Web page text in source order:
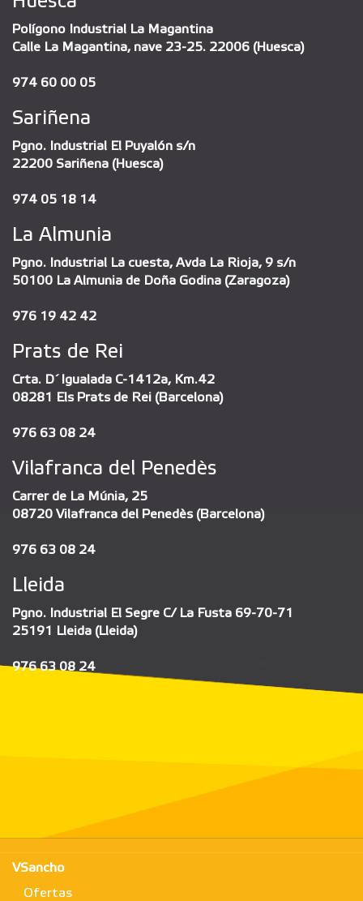
Polígono Industrial La Magantina
Calle La Magantina, nave 23-25. 22006 (Huesca)
974 60 00 05
Sariñena
Pgno. Industrial El Puyalón s/n
22200 Sariñena (Huesca)
974 05 18 14
La Almunia
Pgno. Industrial La cuesta, Avda La Rioja, 9 s/n
50100 La Almunia de Doña Godina (Zaragoza)
976 19 42 42
Prats de Rei
Crta. D´Igualada C-1412a, Km.42
08281 Els Prats de Rei (Barcelona)
976 63 08 24
Vilafranca del Penedès
Carrer de La Múnia, 25
08720 Vilafranca del Penedès (Barcelona)
976 63 08 24
Lleida
Pgno. Industrial El Segre C/ La Fusta 69-70-71
25191 Lleida (Lleida)
976 63 08 24
VSancho
Ofertas